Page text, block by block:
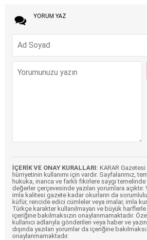
YORUM YAZ
İÇERİK VE ONAY KURALLARI: KARAR
hürriyetinin kullanımı için vardır. Sayfalarımız,
hukuka, inanca ve farklı fikirlere saygı
değerler çerçevesinde yazılan yorumlara açıktır.
imla kalitesi gazete kadar okurların da
küfür, rencide edici cümleler veya imalar, imla
Türkçe karakter kullanılmayan ve büyük harflerle
içeriğine bakılmaksızın onaylanmamaktadır.
kullanıcı adlarıyla gönderilen veya haber ve
dışında yazılan yorumlar da içeriğine
onaylanmamaktadır.